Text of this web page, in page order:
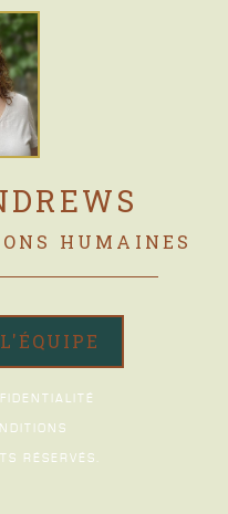
HUMAINES
RÉSERVÉS.